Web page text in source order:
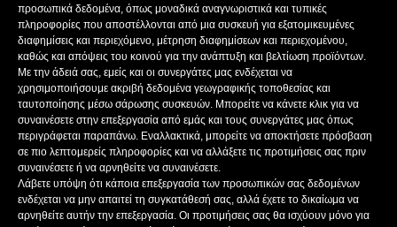
προσωπικά δεδομένα, όπως μοναδικά αναγνωριστικά και τυπικές
πληροφορίες που αποστέλλονται από μια συσκευή για εξατομικευμένες
διαφημίσεις και περιεχόμενο, μέτρηση διαφημίσεων και περιεχομένου,
καθώς και απόψεις του κοινού για την ανάπτυξη και βελτίωση προϊόντων.
Με την άδειά σας, εμείς και οι συνεργάτες μας ενδέχεται να
χρησιμοποιήσουμε ακριβή δεδομένα γεωγραφικής τοποθεσίας και
ταυτοποίησης μέσω σάρωσης συσκευών. Μπορείτε να κάνετε κλικ για να
συναινέσετε στην επεξεργασία από εμάς και τους συνεργάτες μας όπως
περιγράφεται παραπάνω. Εναλλακτικά, μπορείτε να αποκτήσετε πρόσβαση
σε πιο λεπτομερείς πληροφορίες και να αλλάξετε τις προτιμήσεις σας πριν
συναινέσετε ή να αρνηθείτε να συναινέσετε.
Λάβετε υπόψη ότι κάποια επεξεργασία των προσωπικών σας δεδομένων
ενδέχεται να μην απαιτεί τη συγκατάθεσή σας, αλλά έχετε το δικαίωμα να
αρνηθείτε αυτήν την επεξεργασία. Οι προτιμήσεις σας θα ισχύουν μόνο για
ΔΙΕΥΘΥΝΤΗΣ ΣΥΝΤΑΞΗΣ:ΚΟΥΤΣΙΚΟΣ ΠΑΝΤΕΛΗΣ
ΔΙΑΧΕΙΡΙΣΤΗΣ-ΔΙΚΑΙΟΥΧΟΣ domain: ΜΠΟΚΑΣ ΚΩΝ/ΝΟΣ – Γ. ΜΠΟΚΑΣ &
ΣΙΑ Α.Ε
ΔΗΜΟΣΙΟΓΡΑΦΟΙ:
ΚΟΥΤΣΙΚΟΣ ΠΑΝΤΕΛΗΣ
ΒΑΚΡΑΚΟΥ ΣΟΦΙΑ
ΠΑΠΑΔΗΜΗΤΡΙΟΥ ΔΗΜΗΤΡΗΣ
ΚΟΥΤΣΙΟΥΜΠΑΣ ΑΛΕΞΑΝΔΡΟΣ
ΑΚΟΛΟΥΘΗΣΕ ΜΑΣ